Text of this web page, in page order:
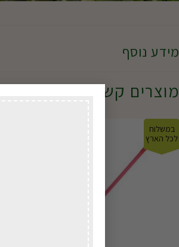
מידע נוסף
מוצרים קשורים
במשלוח
לכל הארץ
לכל